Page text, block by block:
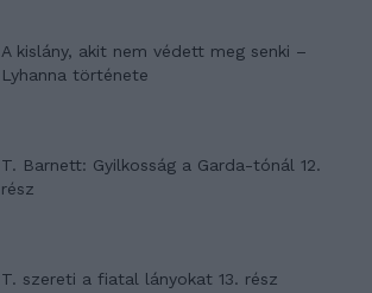
A kislány, akit nem védett meg senki –
Lyhanna története
T. Barnett: Gyilkosság a Garda-tónál 12.
rész
T. szereti a fiatal lányokat 13. rész